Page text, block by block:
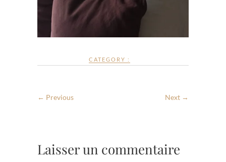
CATEGORY :
← Previous Next →
Laisser un commentaire